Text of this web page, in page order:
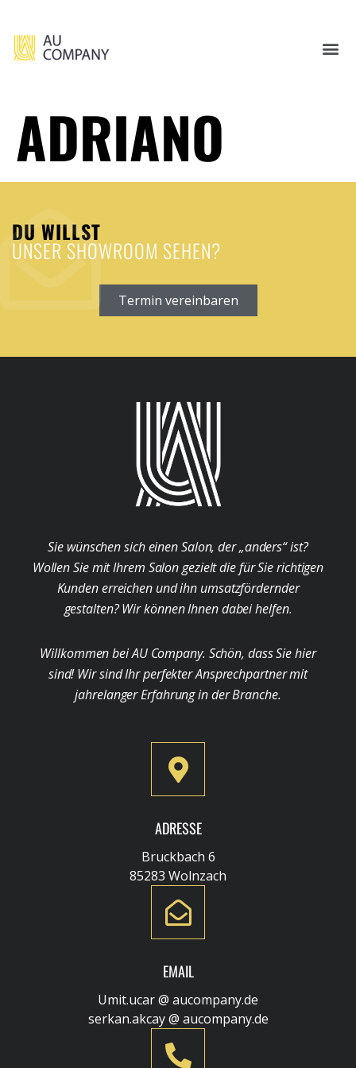
ADRIANO
DU WILLST
UNSER SHOWROOM SEHEN?
Termin vereinbaren
Sie wünschen sich einen Salon, der „anders“ ist?
Wollen Sie mit Ihrem Salon gezielt die für Sie richtigen
Kunden erreichen und ihn umsatzfördernder
gestalten? Wir können Ihnen dabei helfen.
Willkommen bei AU Company. Schön, dass Sie hier
sind! Wir sind Ihr perfekter Ansprechpartner mit
jahrelanger Erfahrung in der Branche.
ADRESSE
Bruckbach 6
85283 Wolnzach
EMAIL
Umit.ucar @ aucompany.de
serkan.akcay @ aucompany.de